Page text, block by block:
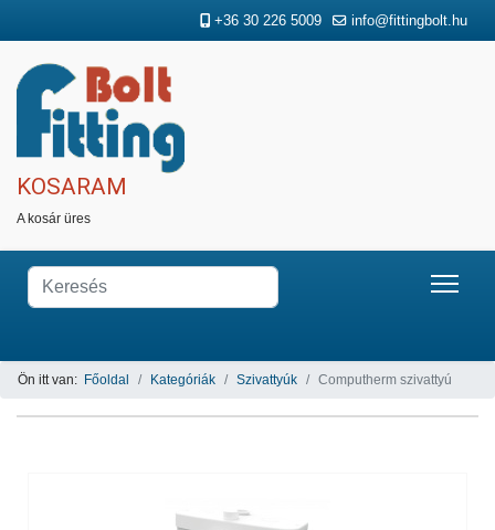
+36 30 226 5009 info@fittingbolt.hu
KOSARAM
A kosár üres
Ön itt van: Főoldal Kategóriák Szivattyúk Computherm szivattyú